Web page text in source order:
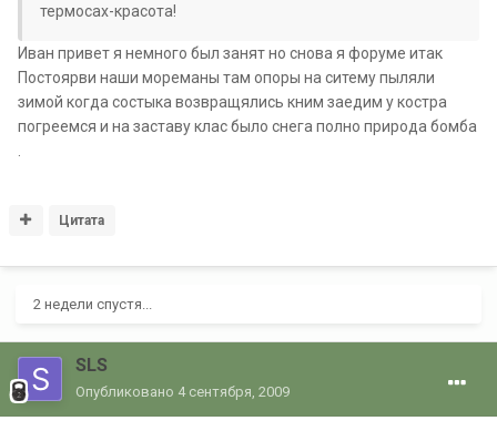
термосах-красота!
Иван привет я немного был занят но снова я форуме итак
Постоярви наши мореманы там опоры на ситему пыляли
зимой когда состыка возвращялись кним заедим у костра
погреемся и на заставу клас было снега полно природа бомба
Цитата
2 недели спустя...
SLS
Опубликовано 4 сентября, 2009